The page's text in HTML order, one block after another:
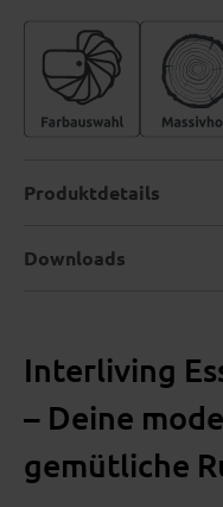
Interliving
– Deine
gemütliche
Produktdetails
Downloads